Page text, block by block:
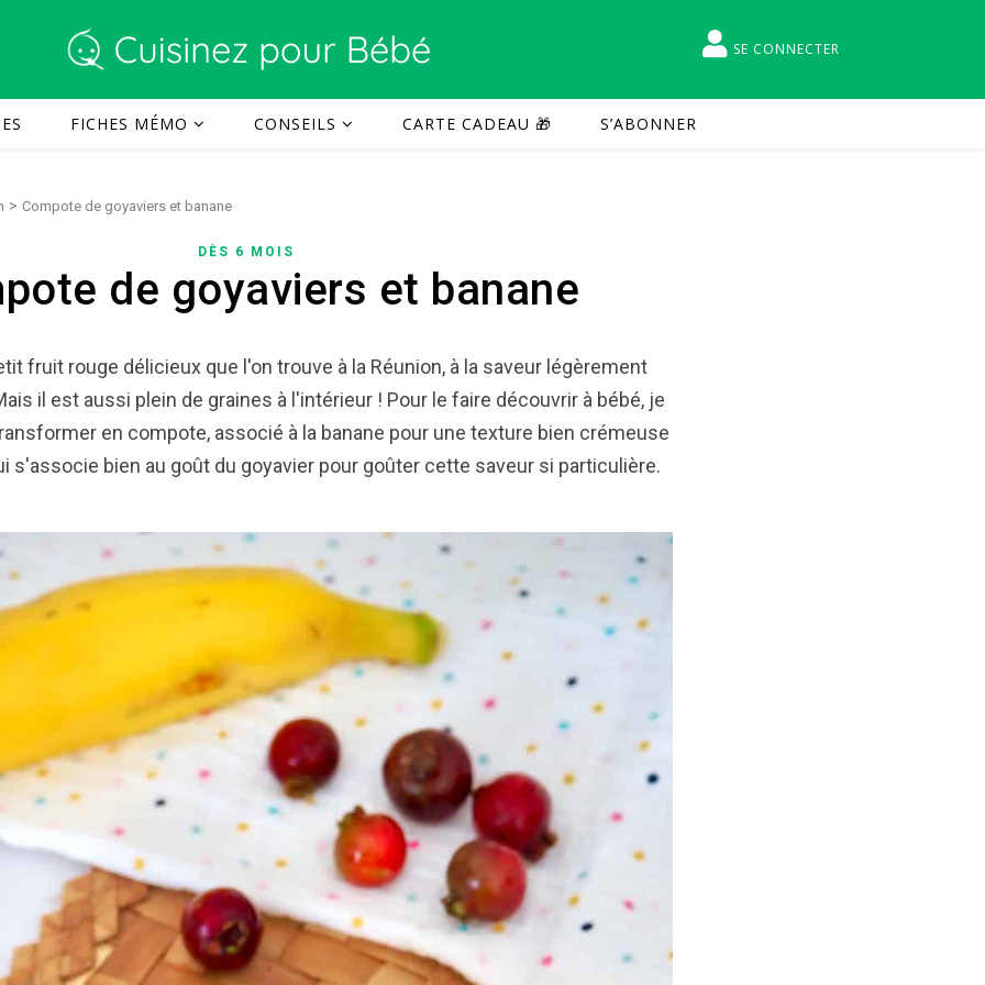
SE CONNECTER
FICHES MÉMO CONSEILS CARTE CADEAU 🎁 S’ABONNER
> Compote de goyaviers et banane
DÈS 6 MOIS
de goyaviers et banane
fruit rouge délicieux que l'on trouve à la Réunion, à la saveur légèrement
il est aussi plein de graines à l'intérieur ! Pour le faire découvrir à bébé, je
en compote, associé à la banane pour une texture bien crémeuse
s'associe bien au goût du goyavier pour goûter cette saveur si particulière.